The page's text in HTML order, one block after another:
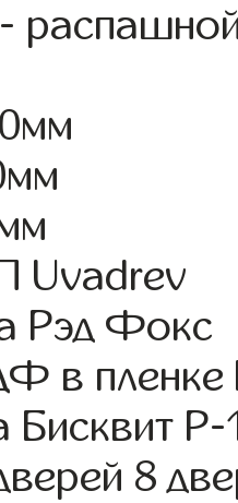
Uvadrev
Рэд Фокс
в пленке
Р-
8